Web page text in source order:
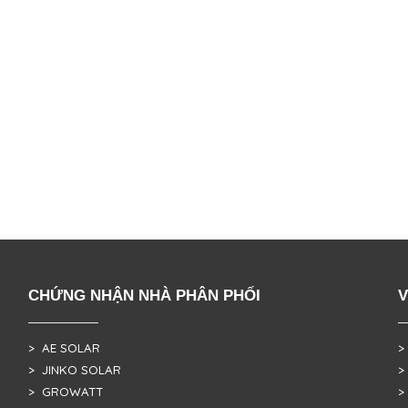
CHỨNG NHẬN NHÀ PHÂN PHỐI
> AE SOLAR
> JINKO SOLAR
> GROWATT
>